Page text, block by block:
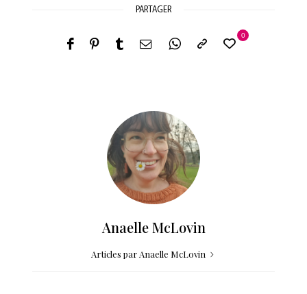
PARTAGER
0
Anaelle McLovin
Articles par Anaelle McLovin